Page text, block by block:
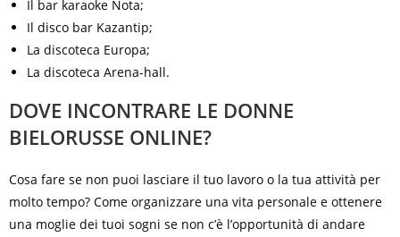
Il bar karaoke Nota;
Il disco bar Kazantip;
La discoteca Europa;
La discoteca Arena-hall.
DOVE INCONTRARE LE DONNE
BIELORUSSE ONLINE?
Cosa fare se non puoi lasciare il tuo lavoro o la tua attività per
molto tempo? Come organizzare una vita personale e ottenere
una moglie dei tuoi sogni se non c’è l’opportunità di andare